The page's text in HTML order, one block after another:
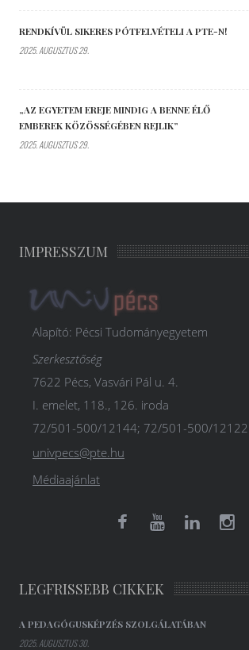
RENDKÍVÜL SIKERES PÓTFELVÉTELI A PTE-N!
2025. AUGUSZTUS 29.
„AZ EGYETEM EREJE MINDIG A BENNE ÉLŐ
EMBEREK KÖZÖSSÉGÉBEN REJLIK”
2025. AUGUSZTUS 29.
IMPRESSZUM
Alapító: Pécsi Tudományegyetem
Szerkesztőség
7622 Pécs, Vasvári Pál u. 4.
I. emelet, 118., 126. iroda
72/501-500/12144; 72/501-500/12122
univpecs@pte.hu
Médiaajánlat
LEGFRISSEBB CIKKEK
A PEDAGÓGUSKÉPZÉS SZOLGÁLATÁBAN
2025. AUGUSZTUS 30.